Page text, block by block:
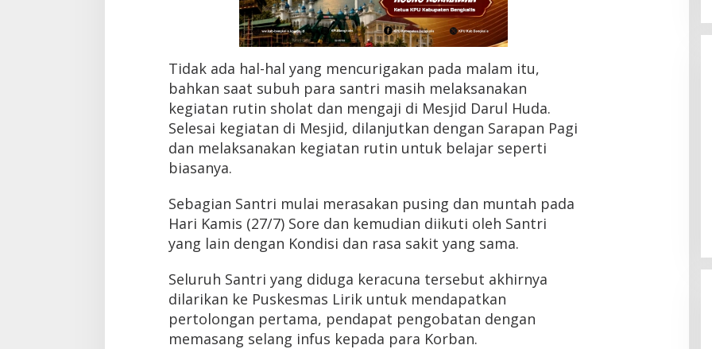
Tidak ada hal-hal yang mencurigakan pada malam itu,
bahkan saat subuh para santri masih melaksanakan
kegiatan rutin sholat dan mengaji di Mesjid Darul Huda.
Selesai kegiatan di Mesjid, dilanjutkan dengan Sarapan Pagi
dan melaksanakan kegiatan rutin untuk belajar seperti
biasanya.
Sebagian Santri mulai merasakan pusing dan muntah pada
Hari Kamis (27/7) Sore dan kemudian diikuti oleh Santri
yang lain dengan Kondisi dan rasa sakit yang sama.
Seluruh Santri yang diduga keracuna tersebut akhirnya
dilarikan ke Puskesmas Lirik untuk mendapatkan
pertolongan pertama, pendapat pengobatan dengan
memasang selang infus kepada para Korban.